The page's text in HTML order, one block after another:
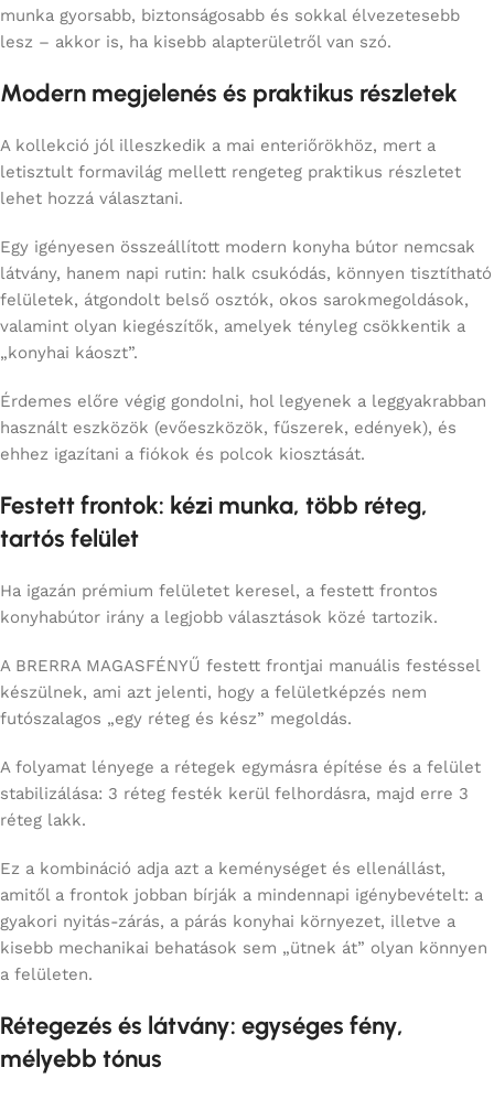
munka gyorsabb, biztonságosabb és sokkal élvezetesebb
lesz – akkor is, ha kisebb alapterületről van szó.
Modern megjelenés és praktikus részletek
A kollekció jól illeszkedik a mai enteriőrökhöz, mert a
letisztult formavilág mellett rengeteg praktikus részletet
lehet hozzá választani.
Egy igényesen összeállított modern konyha bútor nemcsak
látvány, hanem napi rutin: halk csukódás, könnyen tisztítható
felületek, átgondolt belső osztók, okos sarokmegoldások,
valamint olyan kiegészítők, amelyek tényleg csökkentik a
„konyhai káoszt”.
Érdemes előre végig gondolni, hol legyenek a leggyakrabban
használt eszközök (evőeszközök, fűszerek, edények), és
ehhez igazítani a fiókok és polcok kiosztását.
Festett frontok: kézi munka, több réteg,
tartós felület
Ha igazán prémium felületet keresel, a festett frontos
konyhabútor irány a legjobb választások közé tartozik.
A BRERRA MAGASFÉNYŰ festett frontjai manuális festéssel
készülnek, ami azt jelenti, hogy a felületképzés nem
futószalagos „egy réteg és kész” megoldás.
A folyamat lényege a rétegek egymásra építése és a felület
stabilizálása: 3 réteg festék kerül felhordásra, majd erre 3
réteg lakk.
Ez a kombináció adja azt a keménységet és ellenállást,
amitől a frontok jobban bírják a mindennapi igénybevételt: a
gyakori nyitás-zárás, a párás konyhai környezet, illetve a
kisebb mechanikai behatások sem „ütnek át” olyan könnyen
a felületen.
Rétegezés és látvány: egységes fény,
mélyebb tónus